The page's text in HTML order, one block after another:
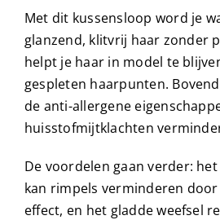
Met dit kussensloop word je
glanzend, klitvrij haar zonder
helpt je haar in model te
gespleten haarpunten.
de anti-allergene
huisstofmijtklachten
De voordelen gaan verder:
kan rimpels verminderen
effect, en het gladde weefsel